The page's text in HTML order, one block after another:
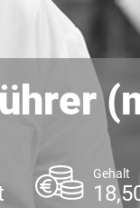
Gehalt